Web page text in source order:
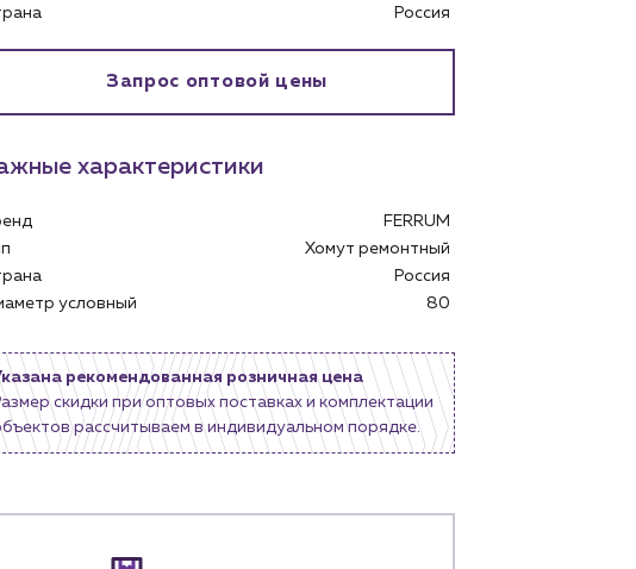
данные
Россия
Запрос оптовой цены
характеристики
FERRUM
Хомут ремонтный
Россия
условный
80
рекомендованная розничная цена
скидки при оптовых поставках и комплектации
рассчитываем в индивидуальном порядке.